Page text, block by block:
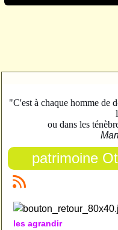
"C'est à chaque homme de
ou dans les
patrimoine
les agrandir